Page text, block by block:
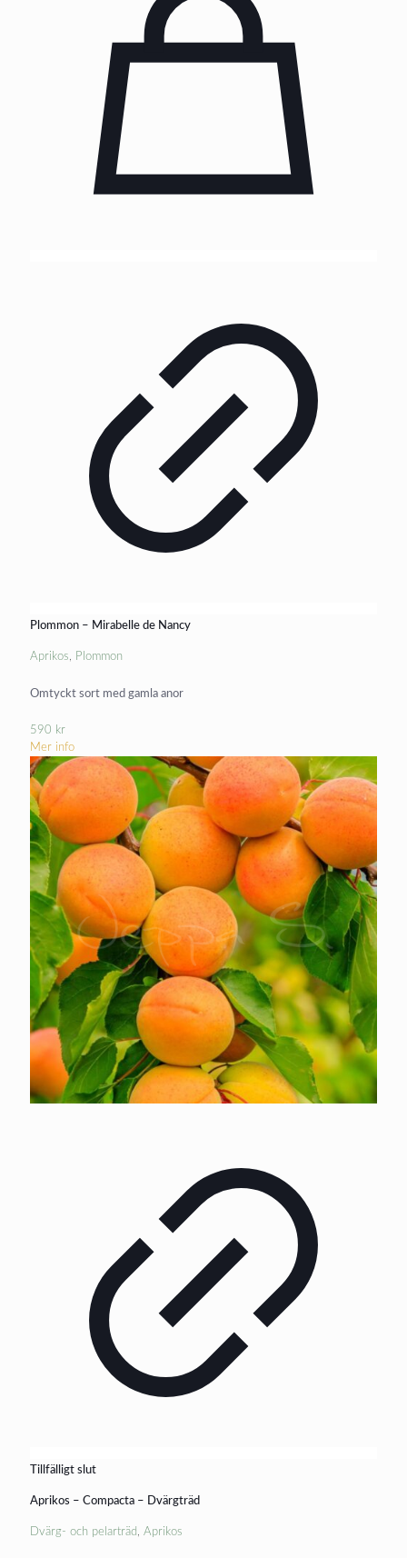
Plommon – Mirabelle de Nancy
Aprikos, Plommon
Omtyckt sort med gamla anor
590 kr
Mer info
Tillfälligt slut
Aprikos – Compacta – Dvärgträd
Dvärg- och pelarträd, Aprikos